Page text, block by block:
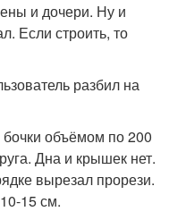
и дочери. Ну и
Если строить, то
разбил на
объёмом по 200
Дна и крышек нет.
вырезал прорези.
15 см.